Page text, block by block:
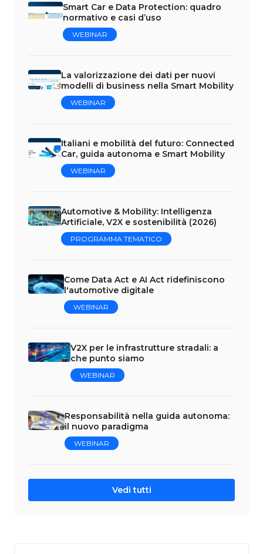
Smart Car e Data Protection: quadro
normativo e casi d’uso
WEBINAR
La valorizzazione dei dati per nuovi
modelli di business nella Smart Mobility
WEBINAR
Italiani e mobilità del futuro: Connected
Car, guida autonoma e Smart Mobility
WEBINAR
Automotive & Mobility: Intelligenza
Artificiale, V2X e sostenibilità (2026)
PROGRAMMA TEMATICO
Come Data Act e AI Act ridefiniscono
l'automotive digitale
WEBINAR
V2X per le infrastrutture stradali: a
che punto siamo
WEBINAR
Responsabilità nella guida autonoma:
il nuovo paradigma
WEBINAR
Vedi tutti